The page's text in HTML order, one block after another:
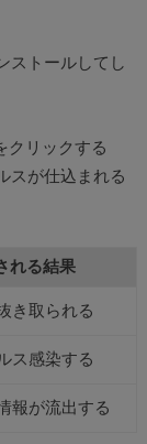
ストールしてし
クリックする
スが仕込まれる
れる結果
き取られる
ス感染する
報が流出する